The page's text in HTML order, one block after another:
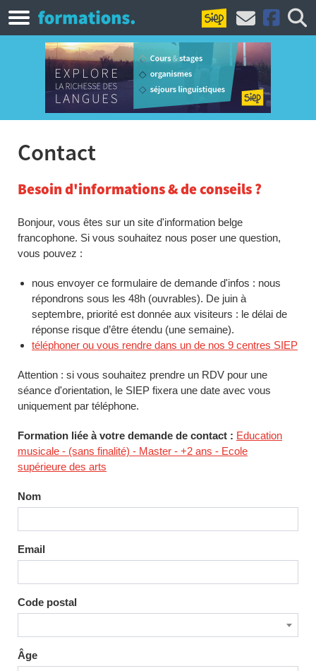
Contact
Besoin d'informations & de conseils ?
Bonjour, vous êtes sur un site d'information belge
francophone. Si vous souhaitez nous poser une question,
vous pouvez :
nous envoyer ce formulaire de demande d'infos : nous
répondrons sous les 48h (ouvrables). De juin à
septembre, priorité est donnée aux visiteurs : le délai de
réponse risque d’être étendu (une semaine).
téléphoner ou vous rendre dans un de nos 9 centres SIEP
Attention : si vous souhaitez prendre un RDV pour une
séance d'orientation, le SIEP fixera une date avec vous
uniquement par téléphone.
Formation liée à votre demande de contact : Education
musicale - (sans finalité) - Master - +2 ans - Ecole
supérieure des arts
Nom
Email
Code postal
Âge